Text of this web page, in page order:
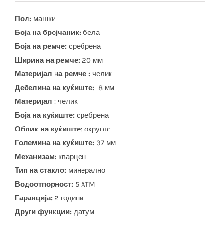
Пол: машки
Боја на бројчаник: бела
Боја на ремче: сребрена
Ширина на ремче: 20 мм
Материјал на ремче : челик
Дебелина на куќиште: 8 мм
Материјал : челик
Боја на куќиште: сребрена
Облик на куќиште: округло
Големина на куќиште: 37 мм
Механизам: кварцен
Тип на стакло: минерално
Водоотпорност: 5 ATM
Гаранција: 2 години
Други функции: датум